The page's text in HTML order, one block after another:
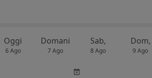
Oggi
6 Ago
Domani
7 Ago
Sab,
8 Ago
Dom,
9 Ago